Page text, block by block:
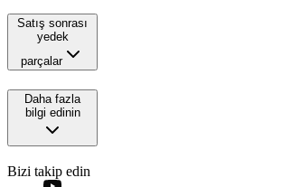
Satış sonrası
yedek
parçalar
Daha fazla
bilgi edinin
Bizi takip edin